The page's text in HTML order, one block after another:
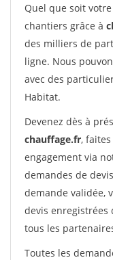
Quel que soit
chantiers grâce à
des milliers de
ligne. Nous
avec des
Habitat.
Devenez dès à
chauffage.fr,
engagement via
demandes de
demande validée,
devis enregistrées
tous les
Toutes les